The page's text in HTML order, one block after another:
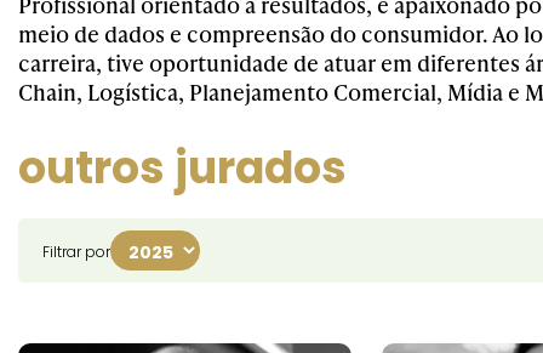
meio de dados e compreensão do consumidor. Ao
carreira, tive oportunidade de atuar em diferentes
Chain, Logística, Planejamento Comercial, Mídia e
outros jurados
Filtrar por